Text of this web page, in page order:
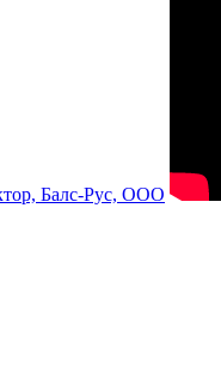
Балс-Рус, ООО